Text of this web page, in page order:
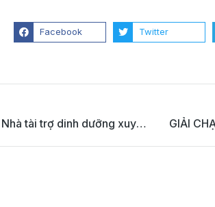
Facebook Twitter
PLAY Nutrition – Nhà tài trợ dinh dưỡng xuyên suốt 5 giải VnExpress Marathon 2022